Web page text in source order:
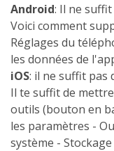
Android: Il ne
Voici comment
Réglages du
les données de
iOS: il ne suffit pas
Il te suffit de
outils (bouton en
les paramètres -
système -